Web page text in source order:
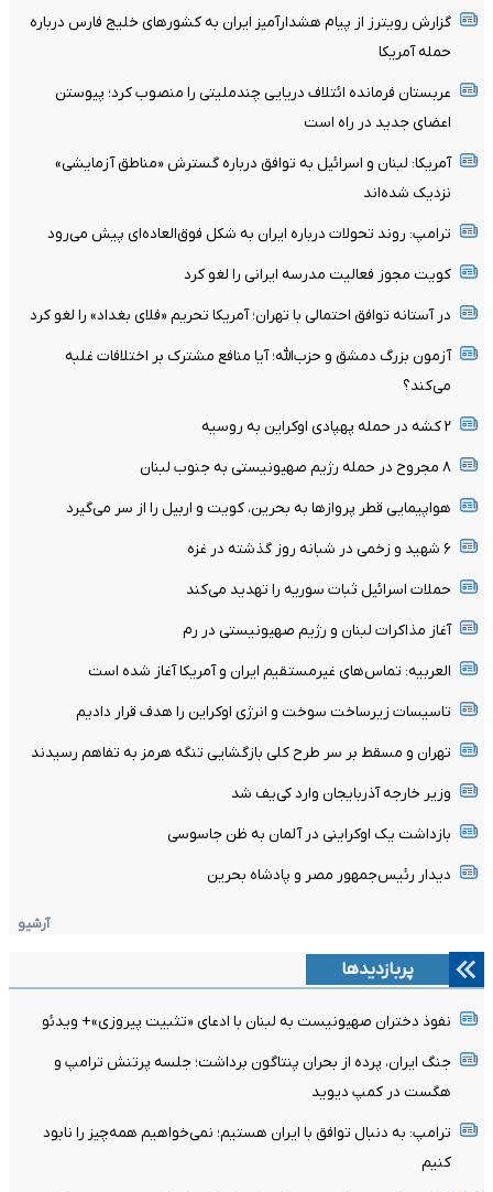
گزارش رویترز از پیام هشدارآمیز ایران به کشورهای خلیج فارس درباره
حمله آمریکا
عربستان فرمانده ائتلاف دریایی چندملیتی را منصوب کرد؛ پیوستن
اعضای جدید در راه است
آمریکا: لبنان و اسرائیل به توافق درباره گسترش «مناطق آزمایشی»
نزدیک شده‌اند
ترامپ: روند تحولات درباره ایران به شکل فوق‌العاده‌ای پیش می‌رود
کویت مجوز فعالیت مدرسه ایرانی را لغو کرد
در آستانه توافق احتمالی با تهران؛ آمریکا تحریم «فلای بغداد» را لغو کرد
آزمون بزرگ دمشق و حزب‌الله؛ آیا منافع مشترک بر اختلافات غلبه
می‌کند؟
۲ کشه در حمله پهپادی اوکراین به روسیه
۸ مجروح در حمله رژیم صهیونیستی به جنوب لبنان
هواپیمایی قطر پروازها به بحرین، کویت و اربیل را از سر می‌گیرد
۶ شهید و زخمی در شبانه روز گذشته در غزه
حملات اسرائیل ثبات سوریه را تهدید می‌کند
آغاز مذاکرات لبنان و رژیم صهیونیستی در رم
العربیه: تماس‌های غیرمستقیم ایران و آمریکا آغاز شده است
تاسیسات زیرساخت سوخت و انرژی اوکراین را هدف قرار دادیم
تهران و مسقط بر سر طرح کلی بازگشایی تنگه هرمز به تفاهم رسیدند
وزیر خارجه آذربایجان وارد کی‌یف شد
بازداشت یک اوکراینی در آلمان به ظن جاسوسی
دیدار رئیس‌جمهور مصر و پادشاه بحرین
آرشیو
پربازدیدها
نفوذ دختران صهیونیست به لبنان با ادعای «تثبیت پیروزی»+ ویدئو
جنگ ایران، پرده از بحران پنتاگون برداشت؛ جلسه پرتنش ترامپ و
هگست در کمپ دیوید
ترامپ: به دنبال توافق با ایران هستیم؛ نمی‌خواهیم همه‌چیز را نابود
کنیم